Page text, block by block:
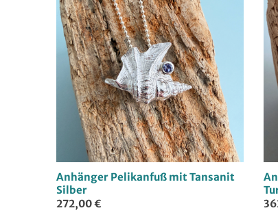
Anhänger Pelikanfuß mit Tansanit
Silber
272,00 €